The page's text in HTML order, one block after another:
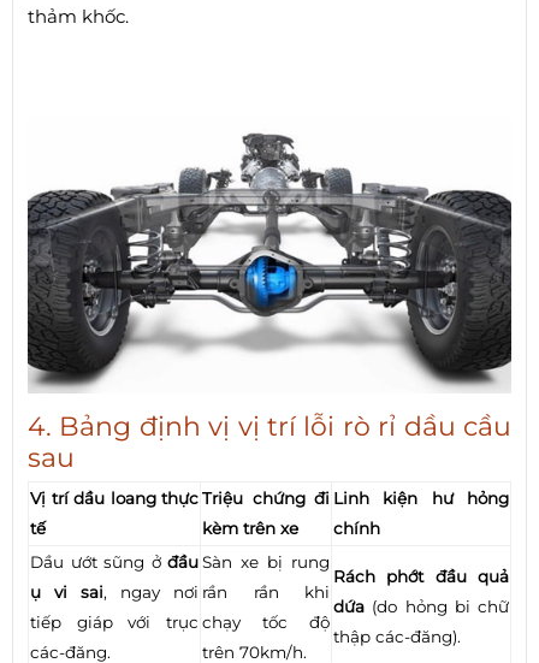
thảm khốc.
4. Bảng định vị vị trí lỗi rò rỉ dầu cầu
sau
Vị trí dầu loang thực
tế
Triệu chứng đi
kèm trên xe
Linh kiện hư hỏng
chính
Dầu ướt sũng ở đầu
ụ vi sai, ngay nơi
tiếp giáp với trục
các-đăng.
Sàn xe bị rung
rần rần khi
chạy tốc độ
trên 70km/h.
Rách phớt đầu quả
dứa (do hỏng bi chữ
thập các-đăng).